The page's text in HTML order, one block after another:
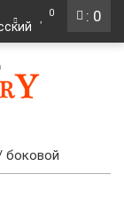
: 0
0
боковой